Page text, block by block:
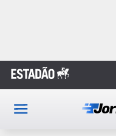
Home motos